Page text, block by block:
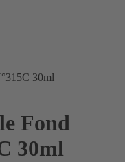
30ml
Fond
30ml